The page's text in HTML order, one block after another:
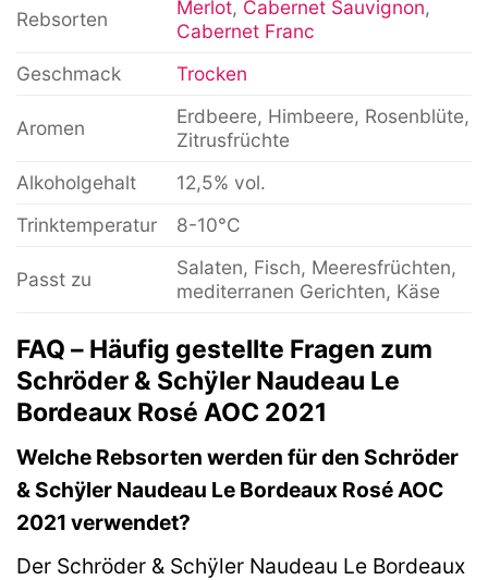
Rebsorten
Merlot, Cabernet Sauvignon,
Cabernet Franc
Geschmack
Trocken
Aromen
Erdbeere, Himbeere, Rosenblüte,
Zitrusfrüchte
Alkoholgehalt
12,5% vol.
Trinktemperatur
8-10°C
Passt zu
Salaten, Fisch, Meeresfrüchten,
mediterranen Gerichten, Käse
FAQ – Häufig gestellte Fragen zum
Schröder & Schÿler Naudeau Le
Bordeaux Rosé AOC 2021
Welche Rebsorten werden für den Schröder
& Schÿler Naudeau Le Bordeaux Rosé AOC
2021 verwendet?
Der Schröder & Schÿler Naudeau Le Bordeaux